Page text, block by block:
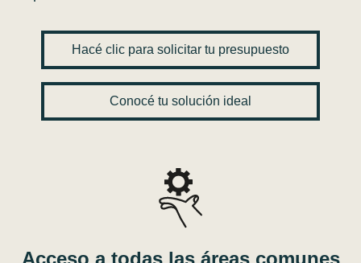
Hacé clic para solicitar tu presupuesto
Conocé tu solución ideal
Acceso a todas las áreas comunes